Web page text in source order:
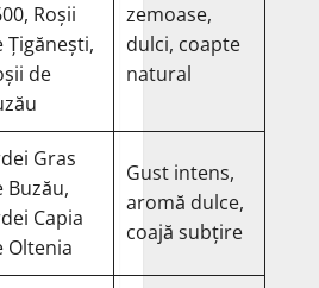
Roșii
Țigănești,
de
zemoase,
dulci, coapte
natural
Gras
Buzău,
Capia
Oltenia
Gust intens,
aromă dulce,
coajă subțire